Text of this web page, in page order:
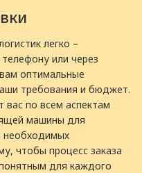
легко –
или через
оптимальные
требования и бюджет.
по всем аспектам
машины для
необходимых
чтобы процесс заказа
для каждого